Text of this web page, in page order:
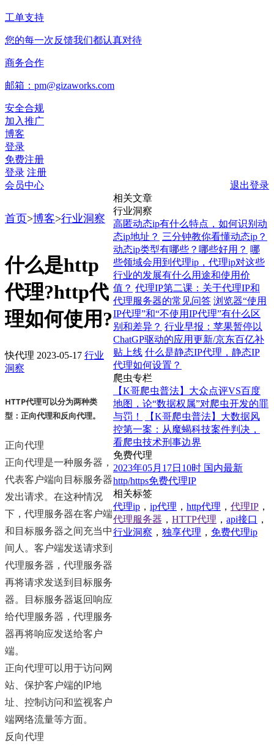
工单支持
您的每一次反馈我们都认真对待
商务合作
邮箱：pm@gizaworks.com
安全合规
加入推广
博客
登录
免费注册
登录 注册
会员中心
退出登录
首页>博客>行业洞察
什么是http
代理?http代
理如何使用?
快代理 2023-05-17 行业
洞察
HTTP代理可以分为两种类
型：正向代理和反向代理。
正向代理
正向代理是一种服务器，
代表客户端向目标服务器
发出请求。在这种情况
下，代理服务器在客户端
和目标服务器之间充当中
间人。客户端发送请求到
代理服务器，代理服务器
再将请求发送到目标服务
器。目标服务器返回响应
给代理服务器，代理服务
器再将响应发送给客户
端。
正向代理可以用于访问网
站、保护客户端的IP地
址、控制访问和监视客户
端网络流量等方面。
反向代理
相关文章
行业洞察
高匿动态ip有什么特点，如何识别动
态ip地址？ 三分钟教你看懂动态ip？
动态ip类型有哪些？哪些好用？ 哪
些领域会用到代理ip，代理ip对这些
行业的发展有什么用途和使用价
值？ 代理IP第二课：关于代理IP和
代理服务器的常见问答 浏览器“使用
IP代理”和“不使用IP代理”有什么区
别和差异？ 行业早报：苹果暂停以
ChatGP驱动的应用更新/京东百亿补
贴上线 什么是静态IP代理，静态IP
代理如何设置？
爬虫专栏
【K哥爬虫普法】大众点评VS百度
地图，论“数据权属”对爬虫开发的罪
与罚！
【K哥爬虫普法】大数据风
控第一案：从魔蝎科技案件判决，
看爬虫技术刑事边界
免费代理
2023年05月17日10时 国内最新
http/https免费代理IP
相关标签
代理ip， ip代理 ， http代理 ， 代理IP，
代理服务器 ， HTTP代理 ， api接口 ，
行业洞察 ， 独享代理 ， 免费代理ip